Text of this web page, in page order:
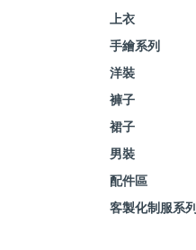
上衣
手繪系列
洋裝
褲子
裙子
男裝
配件區
客製化制服系列